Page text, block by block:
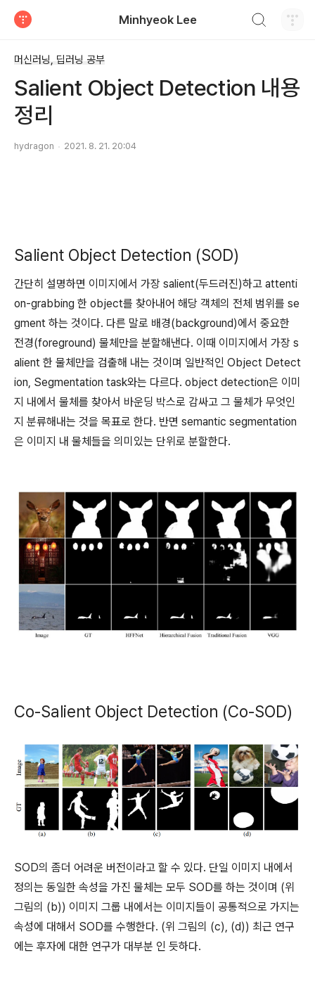
Minhyeok Lee
머신러닝, 딥러닝 공부
Salient Object Detection 내용
정리
hydragon 2021. 8. 21. 20:04
Salient Object Detection (SOD)
간단히 설명하면 이미지에서 가장 salient(두드러진)하고 attenti
on-grabbing 한 object를 찾아내어 해당 객체의 전체 범위를 se
gment 하는 것이다. 다른 말로 배경(background)에서 중요한
전경(foreground) 물체만을 분할해낸다. 이때 이미지에서 가장 s
alient 한 물체만을 검출해 내는 것이며 일반적인 Object Detect
ion, Segmentation task와는 다르다. object detection은 이미
지 내에서 물체를 찾아서 바운딩 박스로 감싸고 그 물체가 무엇인
지 분류해내는 것을 목표로 한다. 반면 semantic segmentation
은 이미지 내 물체들을 의미있는 단위로 분할한다.
Co-Salient Object Detection (Co-SOD)
SOD의 좀더 어려운 버전이라고 할 수 있다. 단일 이미지 내에서
정의는 동일한 속성을 가진 물체는 모두 SOD를 하는 것이며 (위
그림의 (b)) 이미지 그룹 내에서는 이미지들이 공통적으로 가지는
속성에 대해서 SOD를 수행한다. (위 그림의 (c), (d)) 최근 연구
에는 후자에 대한 연구가 대부분 인 듯하다.